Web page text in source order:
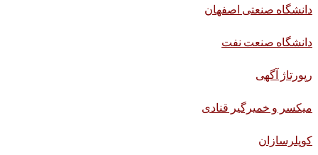
دانشگاه صنعتی اصفهان
دانشگاه صنعت نفت
رپورتاژ آگهی
میکسر و خمیرگیر قنادی
کوپلرسازان